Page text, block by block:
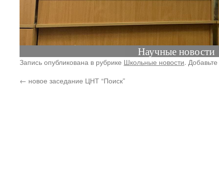
Научные новости
Запись опубликована в рубрике Школьные новости.
← новое заседание ЦНТ “Поиск”